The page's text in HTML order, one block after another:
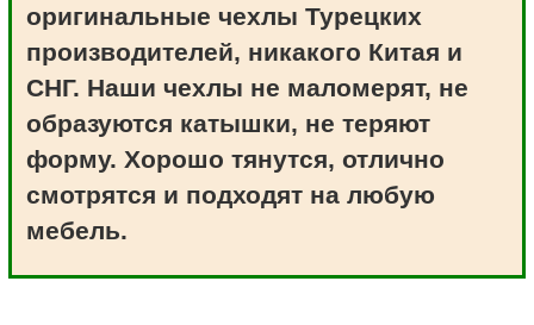
оригинальные чехлы Турецких
производителей, никакого Китая и
СНГ. Наши чехлы не маломерят, не
образуются катышки, не теряют
форму. Хорошо тянутся, отлично
смотрятся и подходят на любую
мебель.